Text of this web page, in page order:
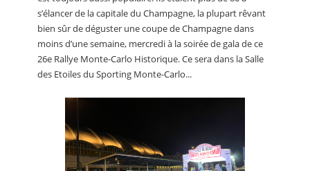
s’élancer de la capitale du Champagne, la plupart rêvant
bien sûr de déguster une coupe de Champagne dans
moins d’une semaine, mercredi à la soirée de gala de ce
26e Rallye Monte-Carlo Historique. Ce sera dans la Salle
des Etoiles du Sporting Monte-Carlo...